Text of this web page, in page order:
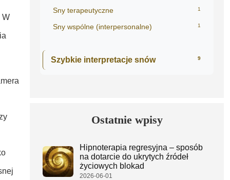
W
Sny terapeutyczne 1
Sny wspólne (interpersonalne) 1
Szybkie interpretacje snów 9
Ostatnie wpisy
Hipnoterapia regresyjna – sposób
na dotarcie do ukrytych źródeł
życiowych blokad
2026-06-01